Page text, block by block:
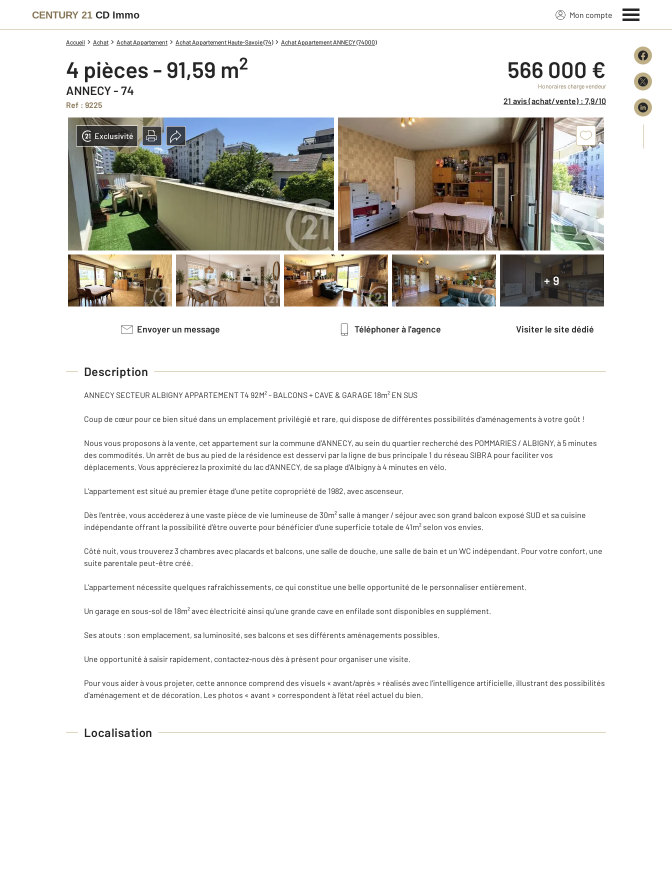
CENTURY 21 CD Immo Mon compte
Accueil Achat Achat Appartement Achat Appartement Haute-Savoie (74) Achat Appartement ANNECY (74000)
4 pièces - 91,59 m2
ANNECY - 74
Ref : 9225
566 000 €
Honoraires charge vendeur
21 avis (achat/vente) : 7,9/10
+ 9
Exclusivité
Envoyer un message Téléphoner à l'agence Visiter le site dédié
Description
ANNECY SECTEUR ALBIGNY APPARTEMENT T4 92M² - BALCONS + CAVE & GARAGE 18m² EN SUS
Coup de cœur pour ce bien situé dans un emplacement privilégié et rare, qui dispose de différentes possibilités d'aménagements à votre goût !
Nous vous proposons à la vente, cet appartement sur la commune d'ANNECY, au sein du quartier recherché des POMMARIES / ALBIGNY, à 5 minutes
des commodités. Un arrêt de bus au pied de la résidence est desservi par la ligne de bus principale 1 du réseau SIBRA pour faciliter vos
déplacements. Vous apprécierez la proximité du lac d'ANNECY, de sa plage d'Albigny à 4 minutes en vélo.
L'appartement est situé au premier étage d'une petite copropriété de 1982, avec ascenseur.
Dès l'entrée, vous accéderez à une vaste pièce de vie lumineuse de 30m² salle à manger / séjour avec son grand balcon exposé SUD et sa cuisine
indépendante offrant la possibilité d'être ouverte pour bénéficier d'une superficie totale de 41m² selon vos envies.
Côté nuit, vous trouverez 3 chambres avec placards et balcons, une salle de douche, une salle de bain et un WC indépendant. Pour votre confort, une
suite parentale peut-être créé.
L'appartement nécessite quelques rafraîchissements, ce qui constitue une belle opportunité de le personnaliser entièrement.
Un garage en sous-sol de 18m² avec électricité ainsi qu'une grande cave en enfilade sont disponibles en supplément.
Ses atouts : son emplacement, sa luminosité, ses balcons et ses différents aménagements possibles.
Une opportunité à saisir rapidement, contactez-nous dès à présent pour organiser une visite.
Pour vous aider à vous projeter, cette annonce comprend des visuels « avant/après » réalisés avec l'intelligence artificielle, illustrant des possibilités
d'aménagement et de décoration. Les photos « avant » correspondent à l'état réel actuel du bien.
Localisation